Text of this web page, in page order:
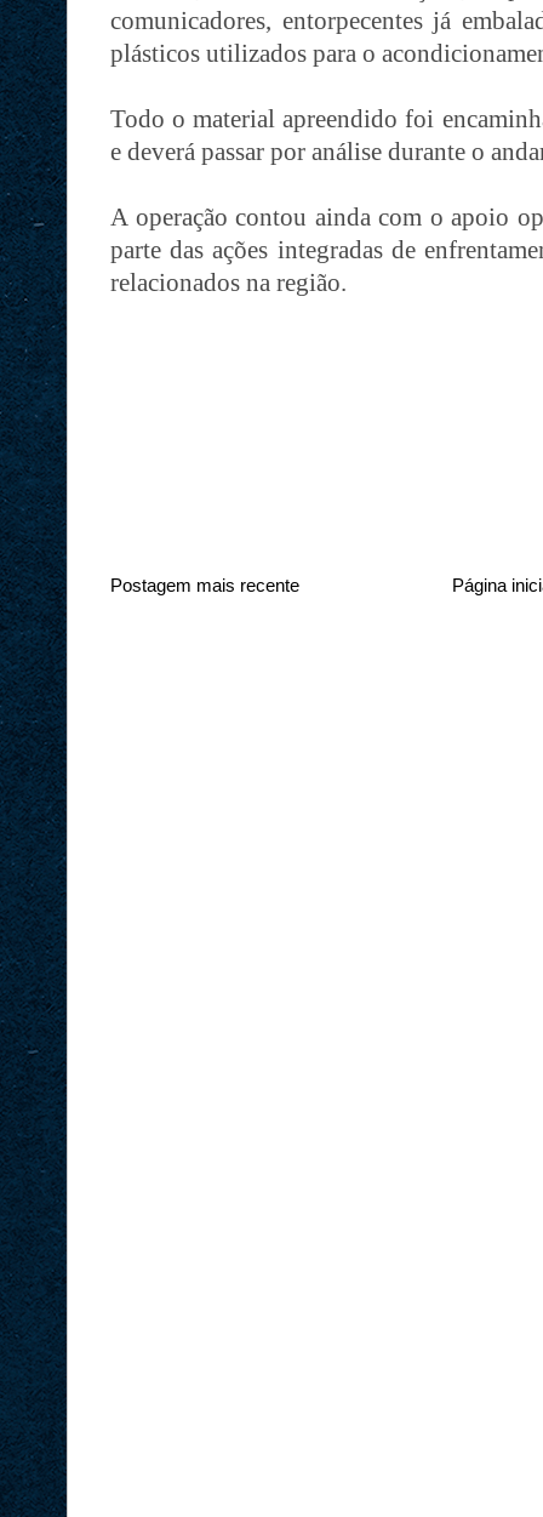
comunicadores, entorpecentes já
plásticos utilizados para o
Todo o material apreendido foi
e deverá passar por análise durante o
A operação contou ainda com o apoio
parte das ações integradas de
relacionados na região.
Postagem mais recente Página